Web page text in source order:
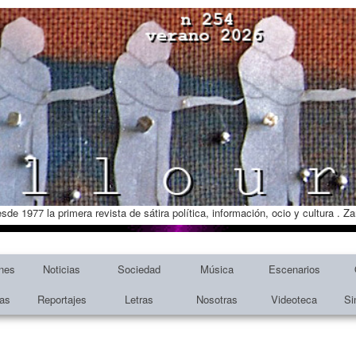
1977 la primera revista de sátira política, información, ocio y cultura .
Noticias Sociedad Música Escenarios
Reportajes Letras Nosotras Videoteca